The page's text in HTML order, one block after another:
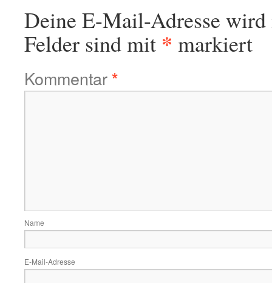
Deine E-Mail-Adresse
Felder sind mit * markiert
Kommentar*
Name
E-Mail-Adresse